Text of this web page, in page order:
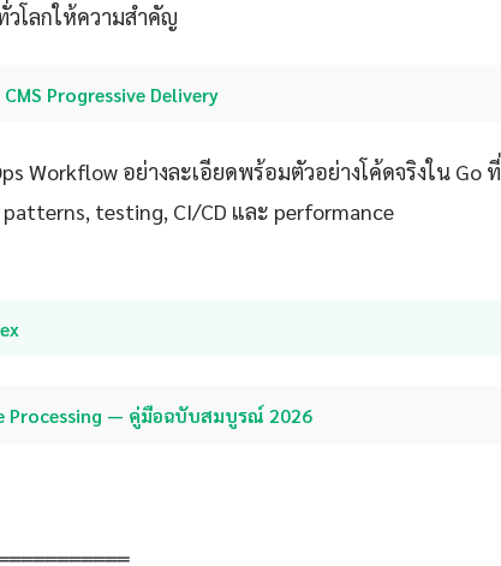
โลกให้ความสำคัญ
Progressive Delivery
Workflow อย่างละเอียดพร้อมตัวอย่างโค้ดจริงใน Go ที่
testing, CI/CD และ performance
Processing — คู่มือฉบับสมบูรณ์ 2026